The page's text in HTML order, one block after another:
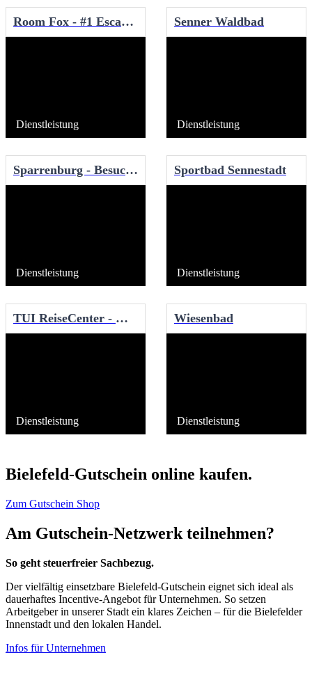
Room Fox - #1 Escape Room Bielefeld
Dienstleistung
Senner Waldbad
Dienstleistung
Sparrenburg - Besucher-Informationszentrum
Dienstleistung
Sportbad Sennestadt
Dienstleistung
TUI ReiseCenter - Wend Urlaubsreisen GmbH
Dienstleistung
Wiesenbad
Dienstleistung
Bielefeld-Gutschein online kaufen.
Zum Gutschein Shop
Am Gutschein-Netzwerk teilnehmen?
So geht steuerfreier Sachbezug.
Der vielfältig einsetzbare Bielefeld-Gutschein eignet sich ideal als
dauerhaftes Incentive-Angebot für Unternehmen. So setzen
Arbeitgeber in unserer Stadt ein klares Zeichen – für die Bielefelder
Innenstadt und den lokalen Handel.
Infos für Unternehmen